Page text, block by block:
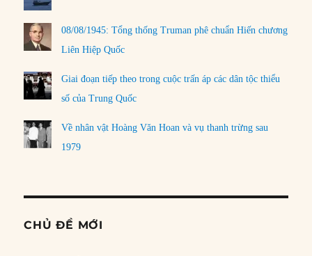
08/08/1945: Tổng thống Truman phê chuẩn Hiến chương
Liên Hiệp Quốc
Giai đoạn tiếp theo trong cuộc trấn áp các dân tộc thiểu
số của Trung Quốc
Về nhân vật Hoàng Văn Hoan và vụ thanh trừng sau
1979
CHỦ ĐỀ MỚI